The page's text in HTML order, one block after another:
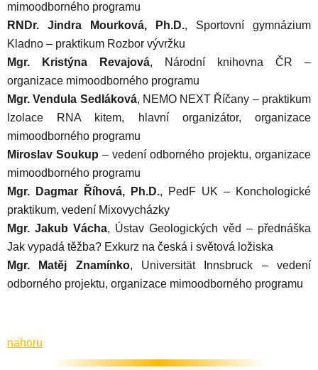
mimoodborného programu
RNDr. Jindra Mourková, Ph.D., Sportovní gymnázium
Kladno – praktikum Rozbor vývržku
Mgr. Kristýna Revajová, Národní knihovna ČR –
organizace mimoodborného programu
Mgr. Vendula Sedláková, NEMO NEXT Říčany – praktikum
Izolace RNA kitem, hlavní organizátor, organizace
mimoodborného programu
Miroslav Soukup – vedení odborného projektu, organizace
mimoodborného programu
Mgr. Dagmar Říhová, Ph.D., PedF UK – Konchologické
praktikum, vedení Mixovycházky
Mgr. Jakub Vácha, Ústav Geologických věd – přednáška
Jak vypadá těžba? Exkurz na česká i světová ložiska
Mgr. Matěj Znamínko, Universität Innsbruck – vedení
odborného projektu, organizace mimoodborného programu
nahoru